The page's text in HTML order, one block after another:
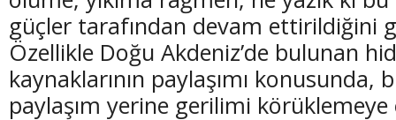
güçler tarafından devam ettirildiğini
Özellikle Doğu Akdeniz’de bulunan
kaynaklarının paylaşımı konusunda,
paylaşım yerine gerilimi körüklemeye